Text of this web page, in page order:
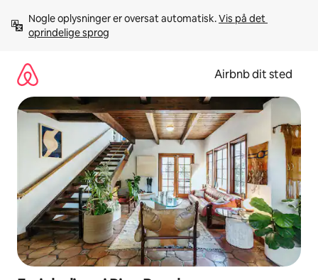
videre
Nogle oplysninger er oversat automatisk. Vis på det
oprindelige sprog
Airbnb dit sted